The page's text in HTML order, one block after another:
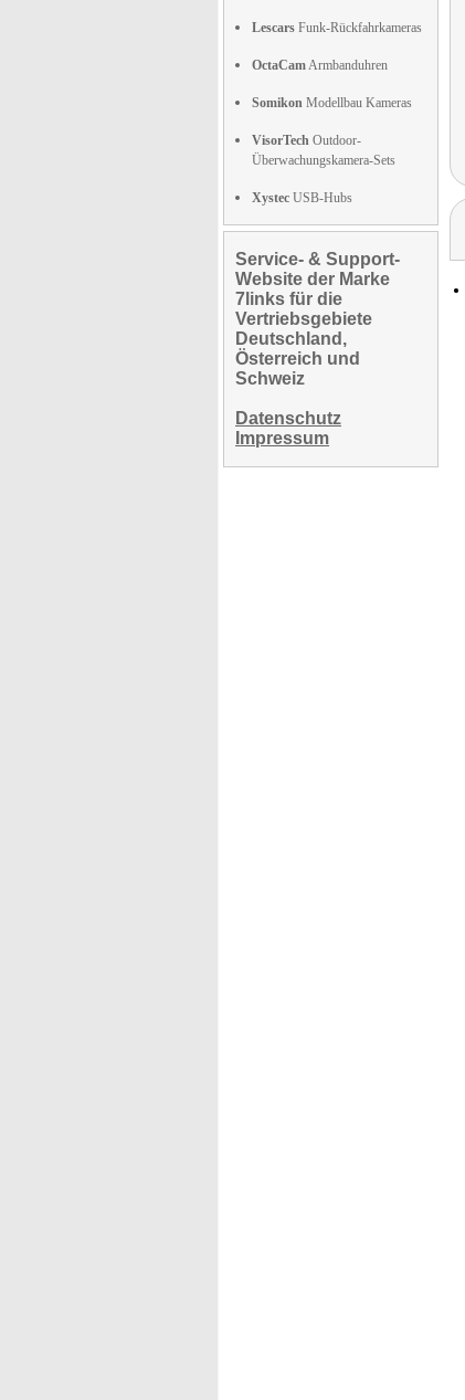
Lescars Funk-Rückfahrkameras
OctaCamArmbanduhren
Somikon Modellbau Kameras
VisorTech Outdoor-
Überwachungskamera-Sets
Xystec USB-Hubs
Service- & Support-
Website der Marke
7links für die
Vertriebsgebiete
Deutschland,
Österreich und
Schweiz
Datenschutz
Impressum